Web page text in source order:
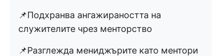
📌Подхранва ангажираността на
служителите чрез менторство
📌Разглежда мениджърите като ментори